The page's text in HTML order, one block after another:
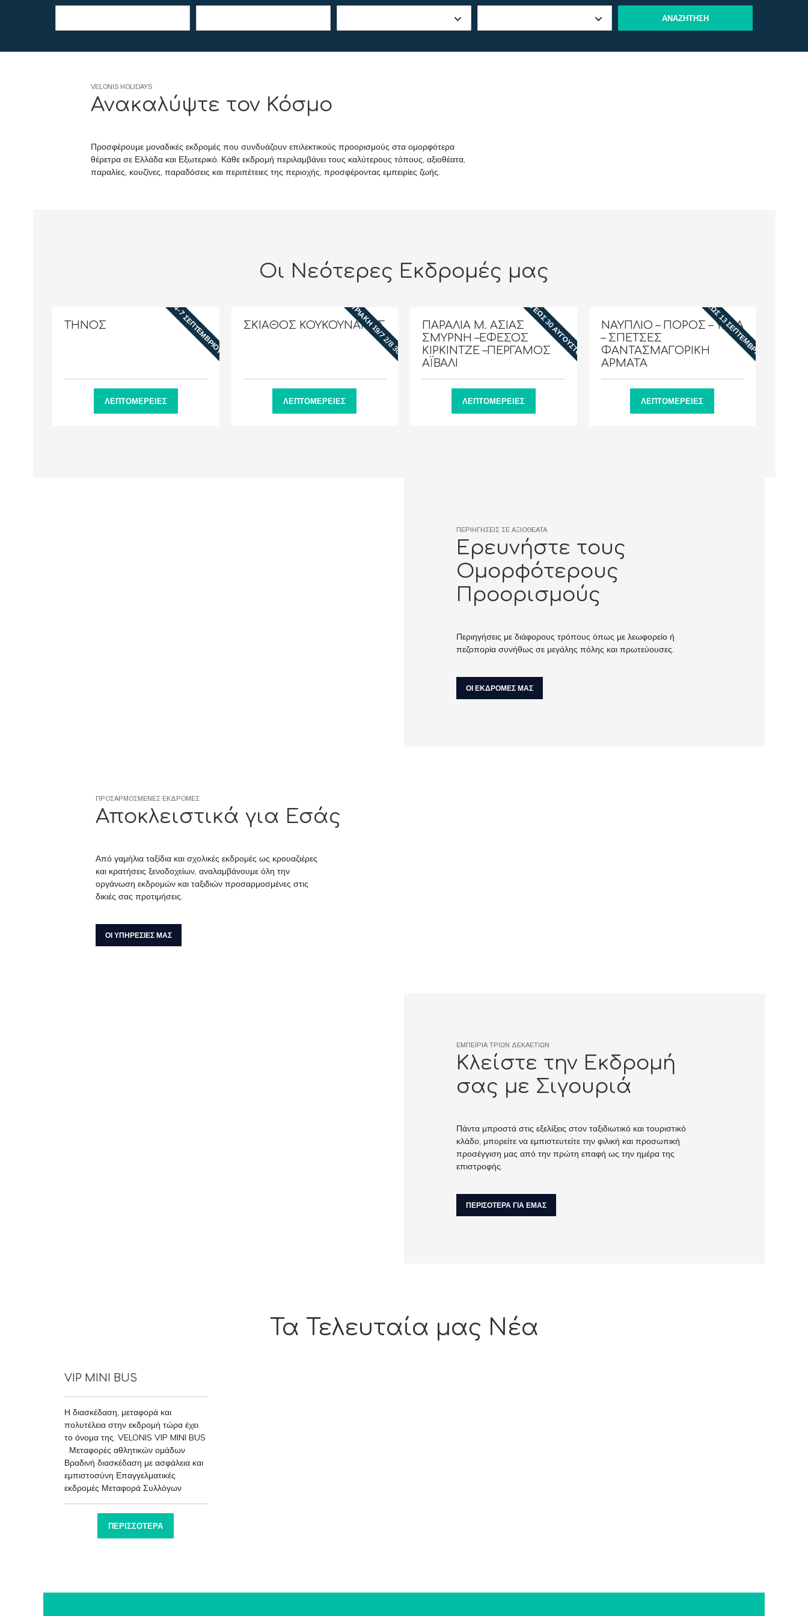
VELONIS HOLIDAYS
Ανακαλύψτε τον Κόσμο
Προσφέρουμε μοναδικές εκδρομές που συνδυάζουν επιλεκτικούς προορισμούς στα ομορφότερα
θέρετρα σε Ελλάδα και Εξωτερικό. Κάθε εκδρομή περιλαμβάνει τους καλύτερους τόπους, αξιοθέατα,
παραλίες, κουζίνες, παραδόσεις και περιπέτειες της περιοχής, προσφέροντας εμπειρίες ζωής.
Οι Νεότερες Εκδρομές μας
4-7 ΣΕΠΤΕΜΒΡΊΟΥ
ΤΗΝΟΣ
ΛΕΠΤΟΜΈΡΕΙΕΣ
ΚΥΡΙΑΚΉ 19/7 2/8 30/8
ΣΚΙΑΘΟΣ ΚΟΥΚΟΥΝΑΡΙΕΣ
ΛΕΠΤΟΜΈΡΕΙΕΣ
26 ΕΩΣ 30 ΑΥΓΟΥΣΤΟΥ
ΠΑΡΑΛΙΑ Μ. ΑΣΙΑΣ
ΣΜΥΡΝΗ –ΕΦΕΣΟΣ
ΚΙΡΚΙΝΤΖΕ –ΠΕΡΓΑΜΟΣ
ΑΪΒΑΛΙ
ΛΕΠΤΟΜΈΡΕΙΕΣ
9 ΕΩΣ 13 ΣΕΠΤΕΜΒΡΙΟΥ
ΝΑΥΠΛΙΟ – ΠΟΡΟΣ – ΥΔΡΑ
– ΣΠΕΤΣΕΣ
ΦΑΝΤΑΣΜΑΓΟΡΙΚΗ
ΑΡΜΑΤΑ
ΛΕΠΤΟΜΈΡΕΙΕΣ
ΠΕΡΙΗΓΗΣΕΙΣ ΣΕ ΑΞΙΟΘΕΑΤΑ
Ερευνήστε τους
Ομορφότερους
Προορισμούς
Περιηγήσεις με διάφορους τρόπους όπως με λεωφορείο ή
πεζοπορία συνήθως σε μεγάλης πόλης και πρωτεύουσες.
ΟΙ ΕΚΔΡΟΜΕΣ ΜΑΣ
ΠΡΟΣΑΡΜΟΣΜΕΝΕΣ ΕΚΔΡΟΜΕΣ
Αποκλειστικά για Εσάς
Από γαμήλια ταξίδια και σχολικές εκδρομές ως κρουαζιέρες
και κρατήσεις ξενοδοχείων, αναλαμβάνουμε όλη την
οργάνωση εκδρομών και ταξιδιών προσαρμοσμένες στις
δικιές σας προτιμήσεις.
ΟΙ ΥΠΗΡΕΣΙΕΣ ΜΑΣ
ΕΜΠΕΙΡΙΑ ΤΡΙΩΝ ΔΕΚΑΕΤΙΩΝ
Κλείστε την Εκδρομή
σας με Σιγουριά
Πάντα μπροστά στις εξελίξεις στον ταξιδιωτικό και τουριστικό
κλάδο, μπορείτε να εμπιστευτείτε την φιλική και προσωπική
προσέγγιση μας από την πρώτη επαφή ως την ημέρα της
επιστροφής.
ΠΕΡΙΣΟΤΕΡΑ ΓΙΑ ΕΜΑΣ
Τα Τελευταία μας Νέα
VIP MINI BUS
Η διασκέδαση, μεταφορά και
πολυτέλεια στην εκδρομή τώρα έχει
το όνομα της. VELONIS VIP MINI BUS
Μεταφορές αθλητικών ομάδων
Βραδινή διασκέδαση με ασφάλεια και
εμπιστοσύνη Επαγγελματικές
εκδρομές Μεταφορά Συλλόγων
ΠΕΡΙΣΣΌΤΕΡΑ